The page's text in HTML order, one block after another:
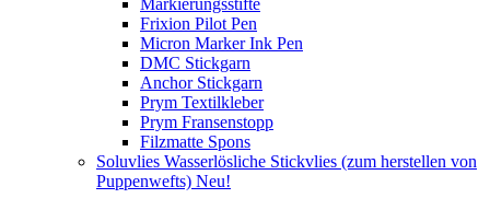
Markierungsstifte
Frixion Pilot Pen
Micron Marker Ink Pen
DMC Stickgarn
Anchor Stickgarn
Prym Textilkleber
Prym Fransenstopp
Filzmatte Spons
Soluvlies Wasserlösliche Stickvlies (zum herstellen von
Puppenwefts) Neu!